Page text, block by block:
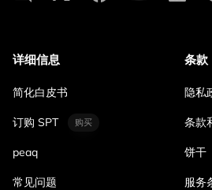
详细信息
简化白皮书
订购 SPT 购买
peaq
常见问题
条款
隐私
条款
饼干
服务